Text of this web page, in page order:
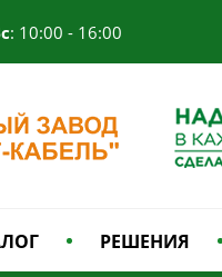
: 10:00 - 16:00
РЕШЕНИЯ